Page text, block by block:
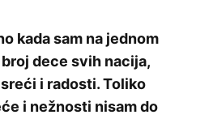
kada sam na jednom
dece svih nacija,
i radosti. Toliko
i nežnosti nisam do